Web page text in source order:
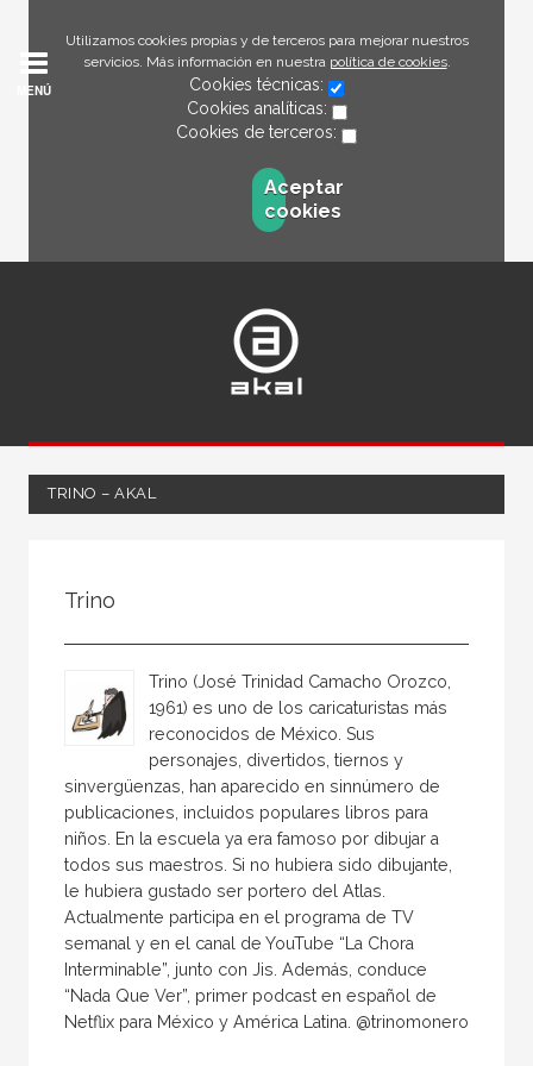
Utilizamos cookies propias y de terceros para mejorar nuestros
servicios. Más información en nuestra política de cookies.
Cookies técnicas:
Cookies analíticas:
Cookies de terceros:
Aceptar
cookies
MENÚ
TRINO – AKAL
Coordinador
Editora
Escritor
Escritora
Prologuista
Traductor
Traductora
Trino
Trino (José Trinidad Camacho Orozco,
1961) es uno de los caricaturistas más
reconocidos de México. Sus
personajes, divertidos, tiernos y
sinvergüenzas, han aparecido en sinnúmero de
publicaciones, incluidos populares libros para
niños. En la escuela ya era famoso por dibujar a
todos sus maestros. Si no hubiera sido dibujante,
le hubiera gustado ser portero del Atlas.
Actualmente participa en el programa de TV
semanal y en el canal de YouTube “La Chora
Interminable”, junto con Jis. Además, conduce
“Nada Que Ver”, primer podcast en español de
Netflix para México y América Latina. @trinomonero